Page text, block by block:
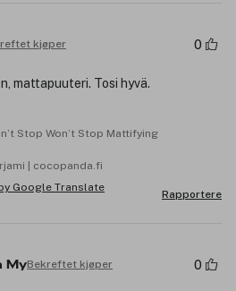
kjøper 0
mattapuuteri. Tosi hyvä.
Stop Won’t Stop Mattifying
| cocopanda.fi
Rapportere
MyBekreftet kjøper 0